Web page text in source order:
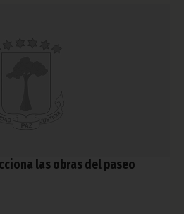
las obras del paseo